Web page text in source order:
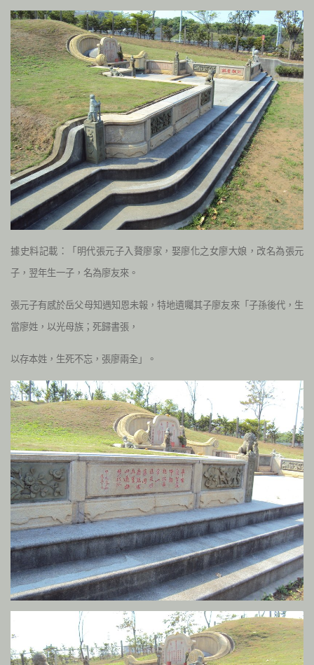
據史料記載：「明代張元子入贅廖家，娶廖化之女廖大娘，改名為張元
子，翌年生一子，名為廖友來。
張元子有感於岳父母知遇知恩未報，特地遺囑其子廖友來「子孫後代，生
當廖姓，以光母族；死歸書張，
以存本姓，生死不忘，張廖兩全」。